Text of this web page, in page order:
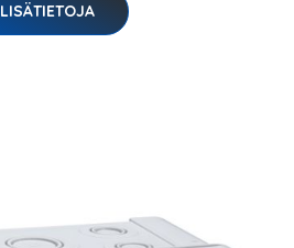
LISÄTIETOJA